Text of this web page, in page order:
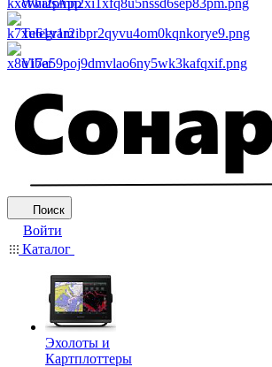
WhatsApp
Telegram
Viber
Поиск
Войти
Каталог
Эхолоты и
Картплоттеры